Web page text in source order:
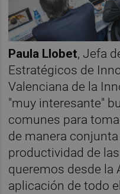
Paula Llobet, Jefa
Estratégicos de
Valenciana de la
"muy interesante"
comunes para
de manera
productividad de
queremos desde la
aplicación de todo